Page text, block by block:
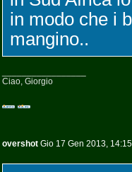
in modo che i
mangino..
Ciao, Giorgio
overshot Gio 17 Gen 2013, 14:15